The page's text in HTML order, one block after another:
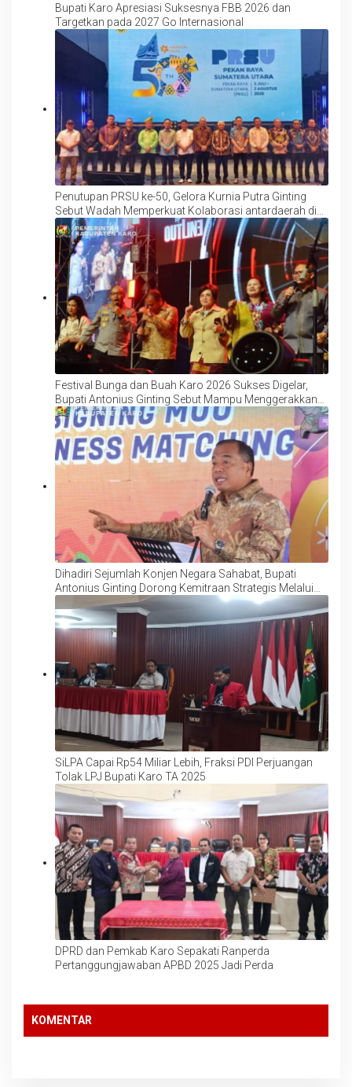
Bupati Karo Apresiasi Suksesnya FBB 2026 dan
Targetkan pada 2027 Go Internasional
Penutupan PRSU ke-50, Gelora Kurnia Putra Ginting
Sebut Wadah Memperkuat Kolaborasi antardaerah di
Sumut
Festival Bunga dan Buah Karo 2026 Sukses Digelar,
Bupati Antonius Ginting Sebut Mampu Menggerakkan
Perekonomian dan UMKM
Dihadiri Sejumlah Konjen Negara Sahabat, Bupati
Antonius Ginting Dorong Kemitraan Strategis Melalui
Business Matching Festival Bunga dan Buah 2026
SiLPA Capai Rp54 Miliar Lebih, Fraksi PDI Perjuangan
Tolak LPJ Bupati Karo TA 2025
DPRD dan Pemkab Karo Sepakati Ranperda
Pertanggungjawaban APBD 2025 Jadi Perda
KOMENTAR